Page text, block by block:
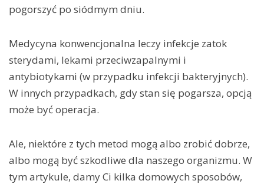
pogorszyć po siódmym dniu.
Medycyna konwencjonalna leczy infekcje zatok
sterydami, lekami przeciwzapalnymi i
antybiotykami (w przypadku infekcji bakteryjnych).
W innych przypadkach, gdy stan się pogarsza, opcją
może być operacja.
Ale, niektóre z tych metod mogą albo zrobić dobrze,
albo mogą być szkodliwe dla naszego organizmu. W
tym artykule, damy Ci kilka domowych sposobów,